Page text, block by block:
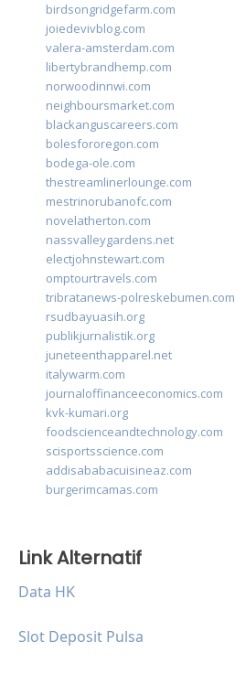
birdsongridgefarm.com
joiedevivblog.com
valera-amsterdam.com
libertybrandhemp.com
norwoodinnwi.com
neighboursmarket.com
blackanguscareers.com
bolesfororegon.com
bodega-ole.com
thestreamlinerlounge.com
mestrinorubanofc.com
novelatherton.com
nassvalleygardens.net
electjohnstewart.com
omptourtravels.com
tribratanews-polreskebumen.com
rsudbayuasih.org
publikjurnalistik.org
juneteenthapparel.net
italywarm.com
journaloffinanceeconomics.com
kvk-kumari.org
foodscienceandtechnology.com
scisportsscience.com
addisababacuisineaz.com
burgerimcamas.com
Link Alternatif
Data HK
Slot Deposit Pulsa